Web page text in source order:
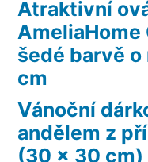
Atraktivní
AmeliaHome
šedé barvě o
cm
Vánoční
andělem z
(30 x 30 cm)